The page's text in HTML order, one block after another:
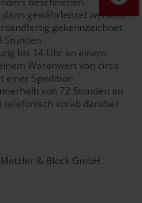
gewährleistet werden,
gekennzeichnet
Stunden
bis 14 Uhr an einem
Warenwert von circa
einer Spedition
von 72 Stunden an
telefonisch vorab darüber
& Block GmbH